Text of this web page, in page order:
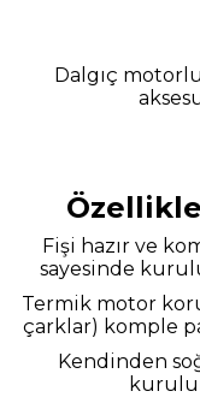
Dalgıç
Fişi hazır ve
sayesinde
Termik motor
çarklar) komple
Kendinden